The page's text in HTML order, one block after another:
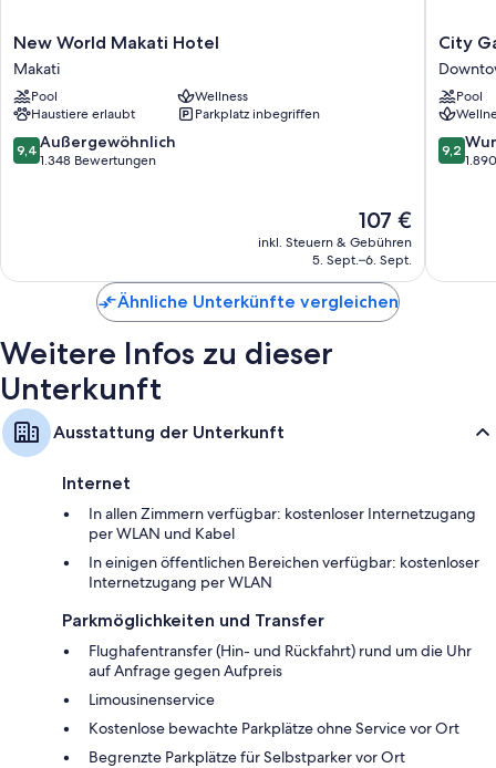
New
World
Makati
Hotel
Makati
New World Makati Hotel
Makati
Pool
Wellness
Haustiere erlaubt
Parkplatz inbegriffen
9.4
von
9,4 Außergewöhnlich
1.348 Bewertungen
Der
Preis
beträgt
107 €
inkl. Steuern & Gebühren
5. Sept.–6. Sept.
City
Garden
GRAND
Hotel
Makati
City
City
Pool
9.2
von
9,2
Ähnliche Unterkünfte vergleichen
Weitere Infos zu dieser
Unterkunft
Ausstattung der Unterkunft
Internet
In allen Zimmern verfügbar: kostenloser Internetzugang
per WLAN und Kabel
In einigen öffentlichen Bereichen verfügbar: kostenloser
Internetzugang per WLAN
Parkmöglichkeiten und Transfer
Flughafentransfer (Hin- und Rückfahrt) rund um die Uhr
auf Anfrage gegen Aufpreis
Limousinenservice
Kostenlose bewachte Parkplätze ohne Service vor Ort
Begrenzte Parkplätze für Selbstparker vor Ort